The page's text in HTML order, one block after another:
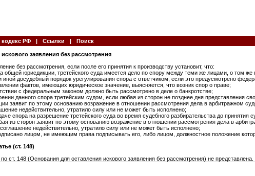
РФ | Ссылки | Поиск
заявления без рассмотрения
без рассмотрения, если после его принятия к производству установит, что:
общей юрисдикции, третейского суда имеется дело по спору между теми же лицами, о том
досудебный порядок урегулирования спора с ответчиком, если это предусмотрено
фактов, имеющих юридическое значение, выясняется, что возник спор о праве;
с федеральным законом должно быть рассмотрено в деле о банкротстве;
данного спора третейским судом, если любая из сторон не позднее дня представления
заявит по этому основанию возражение в отношении рассмотрения дела в арбитражном
недействительно, утратило силу или не может быть исполнено;
спора на разрешение третейского суда во время судебного разбирательства до принятия
из сторон заявит по этому основанию возражение в отношении рассмотрения дела в
недействительно, утратило силу или не может быть исполнено;
лицом, не имеющим права подписывать его, либо лицом, должностное положение
(ст. 148)
ст. 148 (Основания для оставления искового заявления без рассмотрения) не представлена.